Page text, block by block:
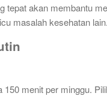
tepat akan membantu
masalah kesehatan lain.
menit per minggu.